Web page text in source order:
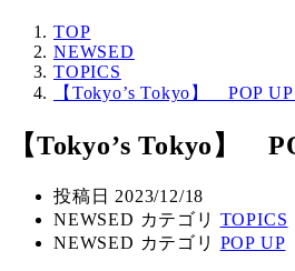
TOP
NEWSED
TOPICS
【Tokyo’s Tokyo】 POP
【Tokyo’s Tokyo】
投稿日 2023/12/18
NEWSED カテゴリ TOPICS
NEWSED カテゴリ POP UP